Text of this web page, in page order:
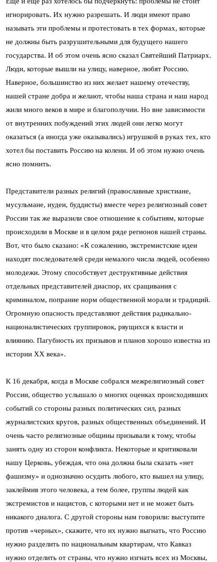
игнорировать. Их нужно разрешать. И люди имеют право
называть эти проблемы и протестовать в тех формах, которые
не должны быть разрушительными для будущего нашего
государства. И об этом очень ясно сказал Святейший Патриарх.
Люди, которые вышли на улицу, наверное, любят Россию.
Наверное, большинство из них желает нашему отечеству,
нашей стране добра и желают, чтобы наша страна и наш народ
жили много веков в мире и благополучии. Но вне зависимости
от внутренних побуждений этих людей они легко могут
оказаться (а иногда уже оказывались) игрушкой в руках тех, кто
хотел бы поставить Россию на колени. И об этом нужно очень
ясно помнить.
Представители разных религий (православные христиане,
мусульмане, иудеи, буддисты) вместе через религиозный совет
России так же выразили свое отношение к событиям, которые
происходили в Москве и в целом ряде регионов нашей страны.
Вот, что было сказано: «К сожалению, экстремистские идеи
находят последователей среди немалого числа людей, особенно
молодежи. Этому способствует деструктивные действия
отдельных представителей диаспор, их сращивания с
криминалом, попрание норм общественной морали и традиций.
Огромную опасность представляют действия радикально-
националистических группировок, рвущихся к власти и
влиянию. Пагубность их призывов и планов хорошо известна из
истории ХХ века».
К 16 декабря, когда в Москве собрался межрелигиозный совет
России, общество услышало о многих оценках происходивших
событий со стороны разных политических сил, разных
журналистских кругов, разных общественных объединений. И
очень часто религиозные общины призывали к тому, чтобы
занять одну из сторон конфликта. Некоторые и критиковали
нашу Церковь, убеждая, что она должна была сказать «нет
фашизму» и однозначно осудить любого, кто вышел на улицу,
заклеймив этого человека, а тем более, группы людей как
экстремистов и нацистов, с которыми нет и не может быть
никакого диалога. С другой стороны нам говорили: выступите
против «черных», скажите, что их нужно выгнать, что Россию
нужно разделить по национальным квартирам, что Кавказ
нужно отделить от страны, что нужно изгнать всех из Москвы,